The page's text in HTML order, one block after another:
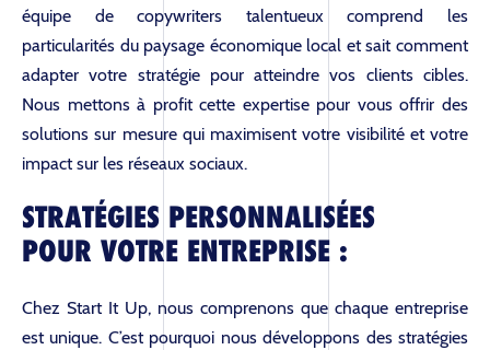
équipe de copywriters talentueux comprend les
particularités du paysage économique local et sait comment
adapter votre stratégie pour atteindre vos clients cibles.
Nous mettons à profit cette expertise pour vous offrir des
solutions sur mesure qui maximisent votre visibilité et votre
impact sur les réseaux sociaux.
STRATÉGIES PERSONNALISÉES
POUR VOTRE ENTREPRISE :
Chez Start It Up, nous comprenons que chaque entreprise
est unique. C’est pourquoi nous développons des stratégies